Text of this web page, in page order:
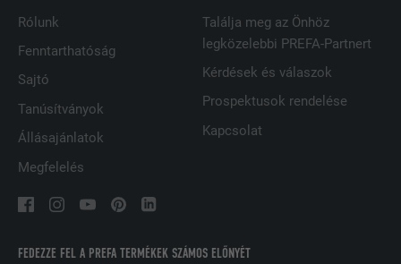
FEDEZZE FEL A PREFA TERMÉKEK SZÁMOS ELŐNYÉT
Rólunk
Fenntarthatóság
Sajtó
Tanúsítványok
Állásajánlatok
Megfelelés
Találja meg az Önhöz
legközelebbi PREFA-Partnert
Kérdések és válaszok
Prospektusok rendelése
Kapcsolat
CÉL
beágyazott szolgáltatások nyomon
NÉV UserMatchHistory
nyomon követésére használatos azzal